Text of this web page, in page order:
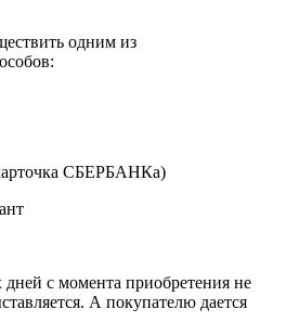
одним из
СБЕРБАНКа)
дней с момента приобретения не
А покупателю дается